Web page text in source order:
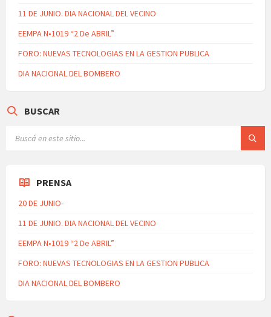
11 DE JUNIO. DIA NACIONAL DEL VECINO
EEMPA N•1019 “2 De ABRIL”
FORO: NUEVAS TECNOLOGIAS EN LA GESTION PUBLICA
DIA NACIONAL DEL BOMBERO
BUSCAR
PRENSA
20 DE JUNIO-
11 DE JUNIO. DIA NACIONAL DEL VECINO
EEMPA N•1019 “2 De ABRIL”
FORO: NUEVAS TECNOLOGIAS EN LA GESTION PUBLICA
DIA NACIONAL DEL BOMBERO